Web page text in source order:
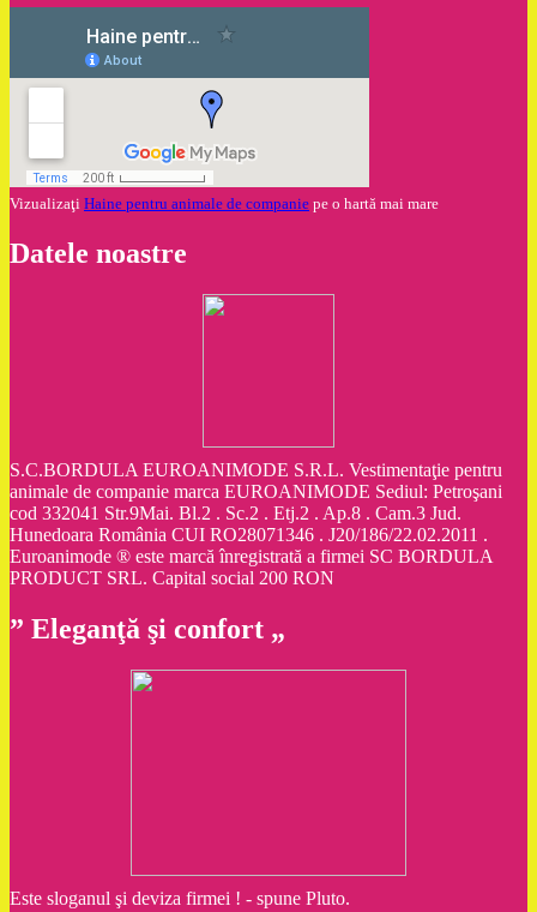
Vizualizaţi Haine pentru animale de companie pe o hartă mai mare
Datele noastre
S.C.BORDULA EUROANIMODE S.R.L. Vestimentaţie pentru
animale de companie marca EUROANIMODE Sediul: Petroşani
cod 332041 Str.9Mai. Bl.2 . Sc.2 . Etj.2 . Ap.8 . Cam.3 Jud.
Hunedoara România CUI RO28071346 . J20/186/22.02.2011 .
Euroanimode ® este marcă înregistrată a firmei SC BORDULA
PRODUCT SRL. Capital social 200 RON
” Eleganţă şi confort „
Este sloganul şi deviza firmei ! - spune Pluto.